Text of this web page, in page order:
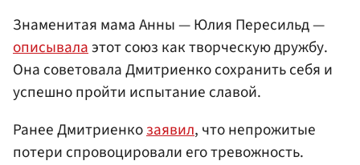
Знаменитая мама Анны — Юлия Пересильд —
описывалаэтот союз как творческую дружбу.
Она советовала Дмитриенко сохранить себя и
успешно пройти испытание славой.
Ранее Дмитриенкозаявил, что непрожитые
потери спровоцировали его тревожность.